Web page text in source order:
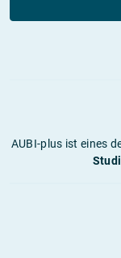
AUBI-plus ist eines